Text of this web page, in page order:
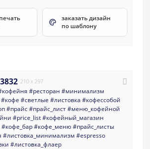
заказать дизайн
по шаблону
210 x 297
#ресторан #минимализм
#кофе #светлые #листовка #кофессобой
#прайс#прайс_лист#меню_кофейной
#price_list#кофейный_магазин
#кофе_бар#кофе_меню#прайс_листы
#листовка_минимализм #espresso
#листовка_флаер